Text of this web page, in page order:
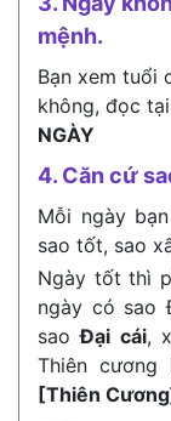
mệnh.
Bạn xem tuổi
không, đọc
NGÀY
4. Căn cứ
Mỗi ngày
sao tốt, sao
Ngày tốt thì
ngày có sao
saoĐại cái,
Thiên
[Thiên